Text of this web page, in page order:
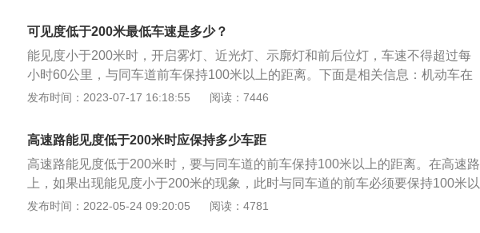
灯，车速不得超过每小时40公里，与同车道前车保持50米以上的距离。3、能见
度小于50米时：开启雾灯、近光灯、示廓灯、前后位灯和危险报警闪光灯，车速
不得超过每小时20公里，并从最近的出口尽快驶离高速公路。
可见度低于200米最低车速是多少？
能见度小于200米时，开启雾灯、近光灯、示廓灯和前后位灯，车速不得超过每
小时60公里，与同车道前车保持100米以上的距离。下面是相关信息：机动车在
高速公路上行驶，遇有雾、雨、雪、沙尘、冰雹等低能见度气象条件时，应当遵
车速不得超过每小时60公里，与同车道前车保持100米以上的距离；2、能见度小
于100米时：开启雾灯、近光灯、示廓灯、前后位灯和危险报警闪光灯，车速不
得超过每小时40公里，与同车道前车保持50米以上的距离；3、能见度小于50米
时：开启雾灯、近光灯、示廓灯、前后位灯和危险报警闪光灯，车速不得超过每
小时20公里，并从最近的出口尽快驶离高速公路。4、遇有前款时：高速公路管
发布时间：2023-07-17 16:18:55 阅读：7446
高速路能见度低于200米时应保持多少车距
高速路能见度低于200米时，要与同车道的前车保持100米以上的距离。在高速路
上，如果出现能见度小于200米的现象，此时与同车道的前车必须要保持100米以
上的距离。对驾驶者以及前方的驾驶者而言，一直保持着100米以上的安全距离
发布时间：2022-05-24 09:20:05 阅读：4781